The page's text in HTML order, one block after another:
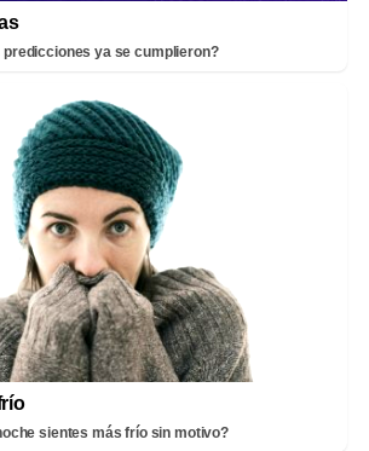
predicciones ya se cumplieron?
sientes más frío sin motivo?